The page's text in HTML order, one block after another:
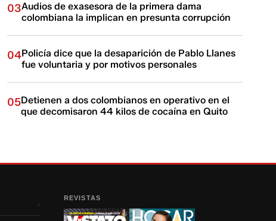
03Audios de exasesora de la primera dama
colombiana la implican en presunta corrupción
04Policía dice que la desaparición de Pablo Llanes
fue voluntaria y por motivos personales
05Detienen a dos colombianos en operativo en el
que decomisaron 44 kilos de cocaína en Quito
›
REVISTAS